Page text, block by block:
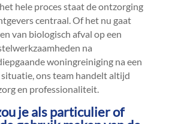
hele proces staat de ontzorging
centraal.​ Of het nu gaat
van biologisch afval op een
na
woningreiniging na een
ons team handelt altijd
en professionaliteit.​
je als particulier of